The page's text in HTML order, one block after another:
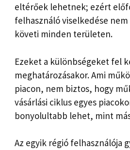
eltérőek lehetnek; ezért
felhasználó viselkedése
követi minden területen.
Ezeket a különbségeket fel
meghatározásakor. Ami
piacon, nem biztos, hogy
vásárlási ciklus egyes
bonyolultabb lehet, mint
Az egyik régió felhasználója